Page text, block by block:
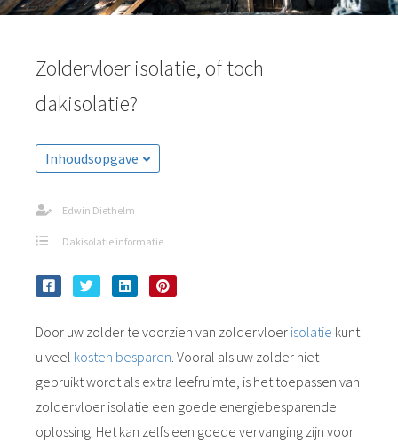
Zoldervloer isolatie, of toch
dakisolatie?
Inhoudsopgave
Edwin Diethelm
Dakisolatie informatie
Door uw zolder te voorzien van zoldervloer isolatie kunt
u veel kosten besparen. Vooral als uw zolder niet
gebruikt wordt als extra leefruimte, is het toepassen van
zoldervloer isolatie een goede energiebesparende
oplossing. Het kan zelfs een goede vervanging zijn voor